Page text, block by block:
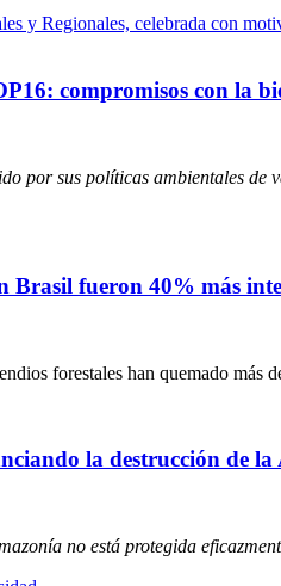
compromisos con la
por sus políticas ambientales de
Brasil fueron 40% más
forestales han quemado más
la destrucción de
no está protegida